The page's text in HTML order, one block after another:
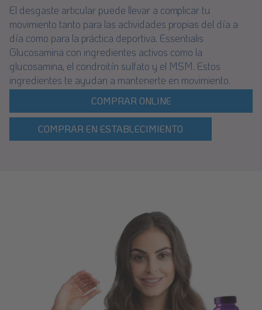
El desgaste articular puede llevar a complicar tu
movimiento tanto para las actividades propias del día a
día como para la práctica deportiva. Essentialis
Glucosamina con ingredientes activos como la
glucosamina, el condroitín sulfato y el MSM. Estos
ingredientes te ayudan a mantenerte en movimiento.
COMPRAR ONLINE
COMPRAR EN ESTABLECIMIENTO